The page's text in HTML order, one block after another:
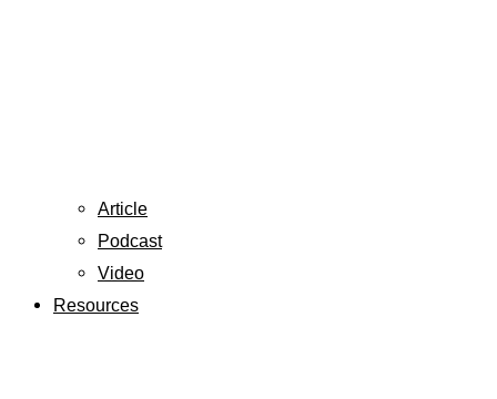
Article
Podcast
Video
Resources